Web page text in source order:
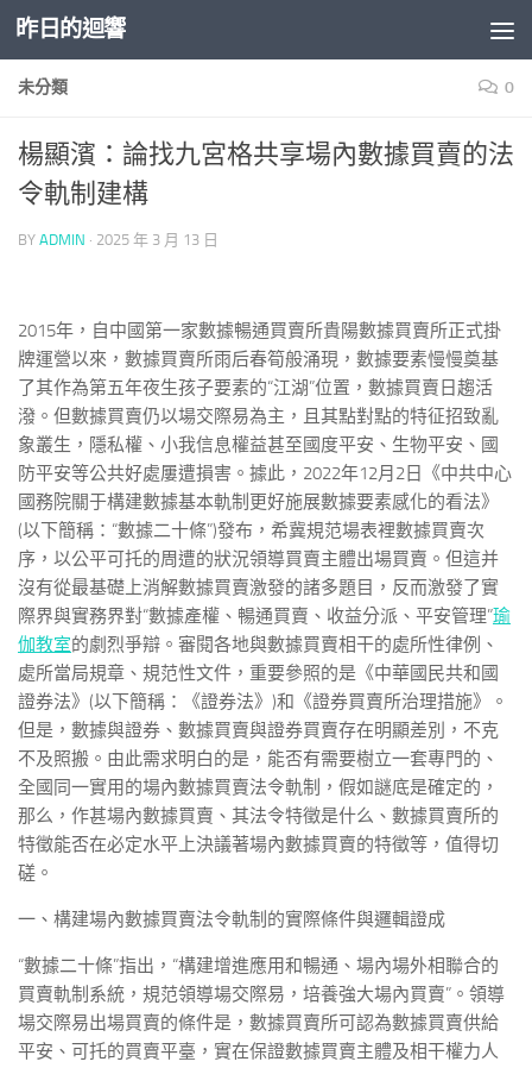
Skip to content
昨日的迴響
未分類 0
楊顯濱：論找九宮格共享場內數據買賣的法
令軌制建構
BY ADMIN · 2025 年 3 月 13 日
2015年，自中國第一家數據暢通買賣所貴陽數據買賣所正式掛
牌運營以來，數據買賣所雨后春筍般涌現，數據要素慢慢奠基
了其作為第五年夜生孩子要素的“江湖”位置，數據買賣日趨活
潑。但數據買賣仍以場交際易為主，且其點對點的特征招致亂
象叢生，隱私權、小我信息權益甚至國度平安、生物平安、國
防平安等公共好處屢遭損害。據此，2022年12月2日《中共中心
國務院關于構建數據基本軌制更好施展數據要素感化的看法》
(以下簡稱：“數據二十條”)發布，希冀規范場表裡數據買賣次
序，以公平可托的周遭的狀況領導買賣主體出場買賣。但這并
沒有從最基礎上消解數據買賣激發的諸多題目，反而激發了實
際界與實務界對“數據產權、暢通買賣、收益分派、平安管理”瑜
伽教室的劇烈爭辯。審閱各地與數據買賣相干的處所性律例、
處所當局規章、規范性文件，重要參照的是《中華國民共和國
證券法》(以下簡稱：《證券法》)和《證券買賣所治理措施》。
但是，數據與證券、數據買賣與證券買賣存在明顯差別，不克
不及照搬。由此需求明白的是，能否有需要樹立一套專門的、
全國同一實用的場內數據買賣法令軌制，假如謎底是確定的，
那么，作甚場內數據買賣、其法令特徵是什么、數據買賣所的
特徵能否在必定水平上決議著場內數據買賣的特徵等，值得切
磋。
一、構建場內數據買賣法令軌制的實際條件與邏輯證成
“數據二十條”指出，“構建增進應用和暢通、場內場外相聯合的
買賣軌制系統，規范領導場交際易，培養強大場內買賣”。領導
場交際易出場買賣的條件是，數據買賣所可認為數據買賣供給
平安、可托的買賣平臺，實在保證數據買賣主體及相干權力人